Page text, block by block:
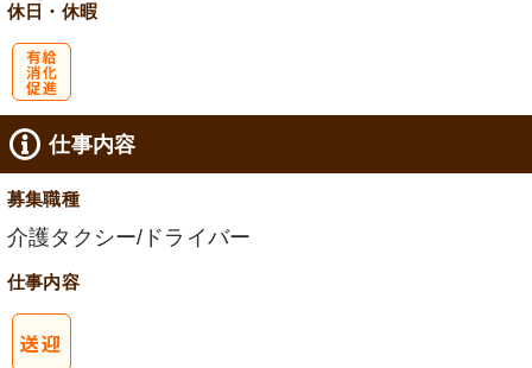
休日・休暇
仕事内容
募集職種
介護タクシー/ドライバー
仕事内容